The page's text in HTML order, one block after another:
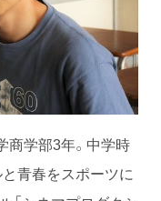
商学部3年。中学時
青春をスポーツに